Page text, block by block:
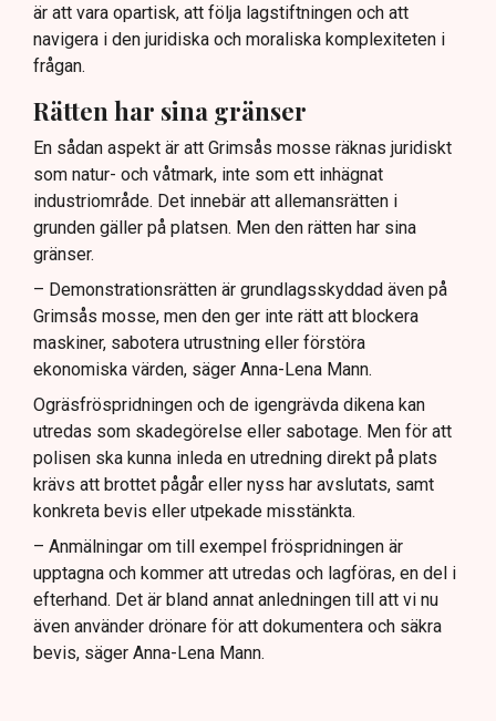
är att vara opartisk, att följa lagstiftningen och att
navigera i den juridiska och moraliska komplexiteten i
frågan.
Rätten har sina gränser
En sådan aspekt är att Grimsås mosse räknas juridiskt
som natur- och våtmark, inte som ett inhägnat
industriområde. Det innebär att allemansrätten i
grunden gäller på platsen. Men den rätten har sina
gränser.
– Demonstrationsrätten är grundlagsskyddad även på
Grimsås mosse, men den ger inte rätt att blockera
maskiner, sabotera utrustning eller förstöra
ekonomiska värden, säger Anna-Lena Mann.
Ogräsfröspridningen och de igengrävda dikena kan
utredas som skadegörelse eller sabotage. Men för att
polisen ska kunna inleda en utredning direkt på plats
krävs att brottet pågår eller nyss har avslutats, samt
konkreta bevis eller utpekade misstänkta.
– Anmälningar om till exempel fröspridningen är
upptagna och kommer att utredas och lagföras, en del i
efterhand. Det är bland annat anledningen till att vi nu
även använder drönare för att dokumentera och säkra
bevis, säger Anna-Lena Mann.